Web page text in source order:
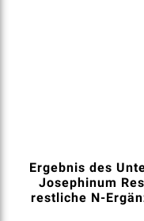
Ergebnis des
Josephinum
restliche N-